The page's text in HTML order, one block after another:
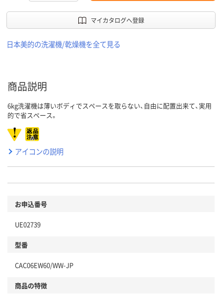
マイカタログへ登録
日本美的の洗濯機/乾燥機を全て見る
商品説明
6kg洗濯機は薄いボディでスペースを取らない、自由に配置出来て、実用
的で省スペース。
アイコンの説明
お申込番号
UE02739
型番
CAC06EW60/WW-JP
商品の特徴